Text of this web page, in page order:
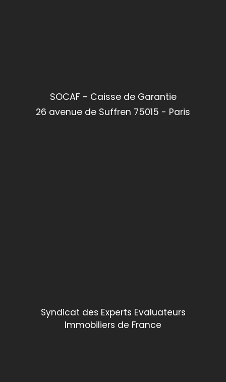
SOCAF - Caisse de Garantie
26 avenue de Suffren 75015 - Paris
Syndicat des Experts Evaluateurs
Immobiliers de France